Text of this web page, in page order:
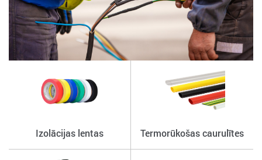
Izolācijas lentas Termorūkošas caurulītes